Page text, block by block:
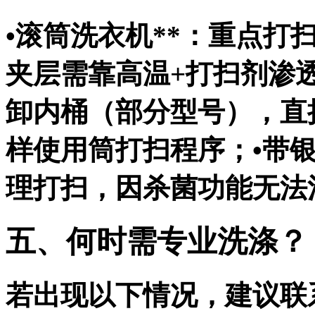
•滚筒洗衣机**：重点打
夹层需靠高温+打扫剂渗
卸内桶（部分型号），
样使用筒打扫程序；•带
理打扫，因杀菌功能无
五、何时需专业洗涤？
若出现以下情况，建议